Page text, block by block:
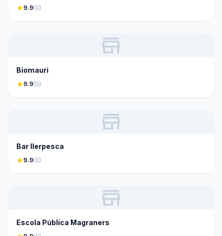
star9.9(0)
store
Biomauri
star9.9(0)
store
Bar Ilerpesca
star9.9(0)
store
Escola Pública Magraners